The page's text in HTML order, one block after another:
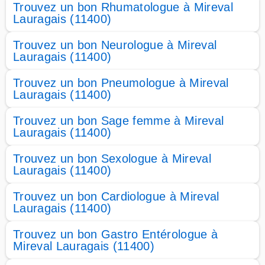
Trouvez un bon Rhumatologue à Mireval
Lauragais (11400)
Trouvez un bon Neurologue à Mireval
Lauragais (11400)
Trouvez un bon Pneumologue à Mireval
Lauragais (11400)
Trouvez un bon Sage femme à Mireval
Lauragais (11400)
Trouvez un bon Sexologue à Mireval
Lauragais (11400)
Trouvez un bon Cardiologue à Mireval
Lauragais (11400)
Trouvez un bon Gastro Entérologue à
Mireval Lauragais (11400)